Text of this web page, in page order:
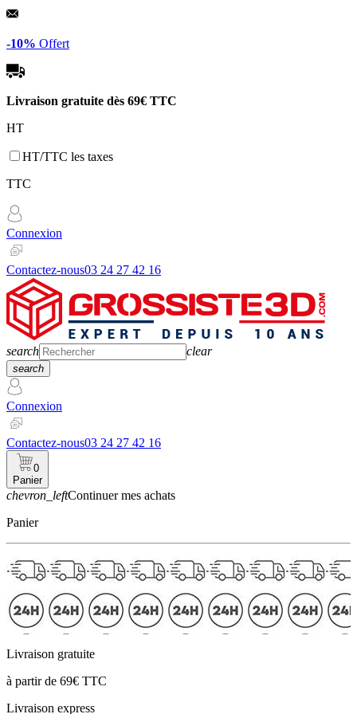
Panneau de gestion des cookies
-10% Offert
Livraison gratuite dès 69€ TTC
HT
HT/TTC les taxes
TTC
Connexion
Contactez-nous03 24 27 42 16
search clear
search
Connexion
Contactez-nous03 24 27 42 16
0
Panier
chevron_leftContinuer mes achats
Panier
Livraison gratuite
à partir de 69€ TTC
Livraison express